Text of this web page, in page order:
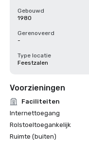
Gebouwd
1980
Gerenoveerd
-
Type locatie
Feestzalen
Voorzieningen
Faciliteiten
Internettoegang
Rolstoeltoegankelijk
Ruimte (buiten)